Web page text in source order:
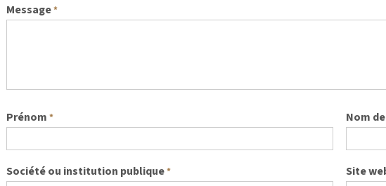
Message*
Prénom * Nom
Société ou institution publique* Site